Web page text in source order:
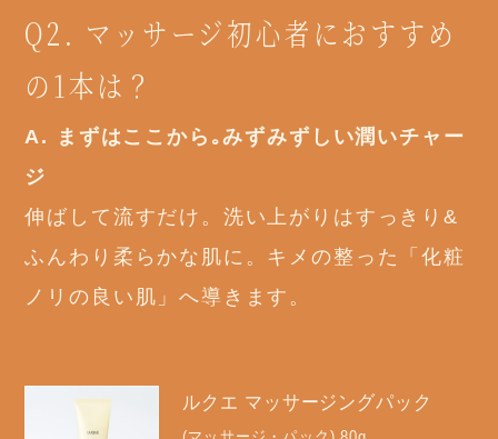
Q2. マッサージ初心者におすすめ
の1本は？
A. まずはここから｡みずみずしい潤いチャー
ジ
伸ばして流すだけ。洗い上がりはすっきり&
ふんわり柔らかな肌に。キメの整った「化粧
ノリの良い肌」へ導きます。
ルクエ マッサージングパック